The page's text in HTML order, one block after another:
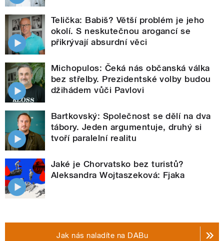
Telička: Babiš? Větší problém je jeho
okolí. S neskutečnou arogancí se
přikrývají absurdní věci
Michopulos: Čeká nás občanská válka
bez střelby. Prezidentské volby budou
džihádem vůči Pavlovi
Bartkovský: Společnost se dělí na dva
tábory. Jeden argumentuje, druhý si
tvoří paralelní realitu
Jaké je Chorvatsko bez turistů?
Aleksandra Wojtaszeková: Fjaka
Jak nás naladíte na DABu